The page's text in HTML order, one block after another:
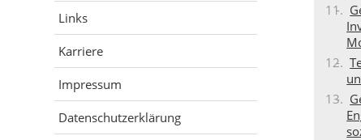
Links
Karriere
Impressum
Datenschutzerklärung